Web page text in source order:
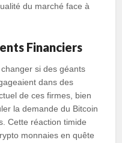
du marché face à
Financiers
si des géants
dans des
de ces firmes, bien
la demande du Bitcoin
Cette réaction timide
monnaies en quête